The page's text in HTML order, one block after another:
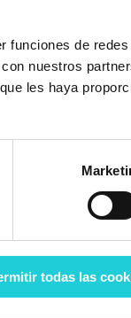
funciones de
nuestros
les haya
todas las
una causa
irradiarse
ciático. Aunque